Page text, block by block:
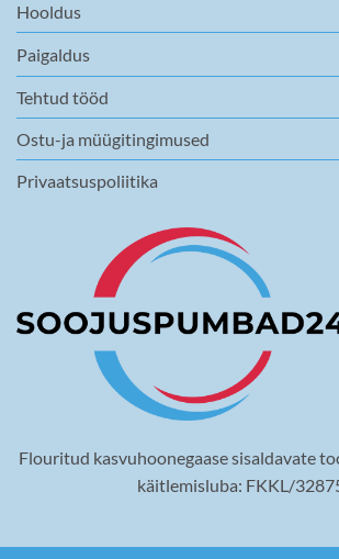
Hooldus
Paigaldus
Tehtud tööd
Ostu-ja müügitingimused
Privaatsuspoliitika
Flouritud kasvuhoonegaase sisaldavate
käitlemisluba: FKKL/